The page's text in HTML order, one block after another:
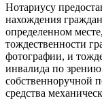
Нотариусу
нахождения
определенном
тождественности
фотографии, и
инвалида по
собственноручной
средства